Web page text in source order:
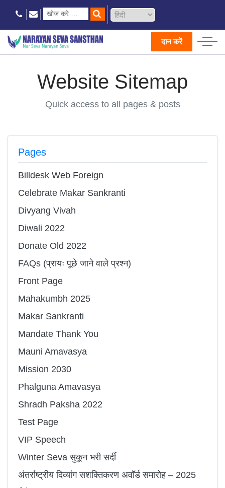
दान करें
Website Sitemap
Quick access to all pages & posts
Pages
Billdesk Web Foreign
Celebrate Makar Sankranti
Divyang Vivah
Diwali 2022
Donate Old 2022
FAQs (प्रायः पूछे जाने वाले प्रश्न)
Front Page
Mahakumbh 2025
Makar Sankranti
Mandate Thank You
Mauni Amavasya
Mission 2030
Phalguna Amavasya
Shradh Paksha 2022
Test Page
VIP Speech
Winter Seva सुकून भरी सर्दी
अंतर्राष्ट्रीय दिव्यांग सशक्तिकरण अवॉर्ड समारोह – 2025